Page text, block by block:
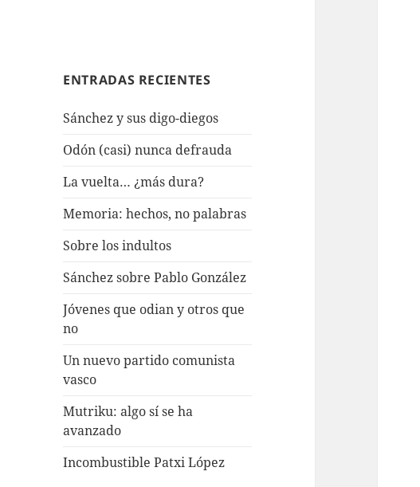
ENTRADAS RECIENTES
Sánchez y sus digo-diegos
Odón (casi) nunca defrauda
La vuelta… ¿más dura?
Memoria: hechos, no palabras
Sobre los indultos
Sánchez sobre Pablo González
Jóvenes que odian y otros que
no
Un nuevo partido comunista
vasco
Mutriku: algo sí se ha
avanzado
Incombustible Patxi López